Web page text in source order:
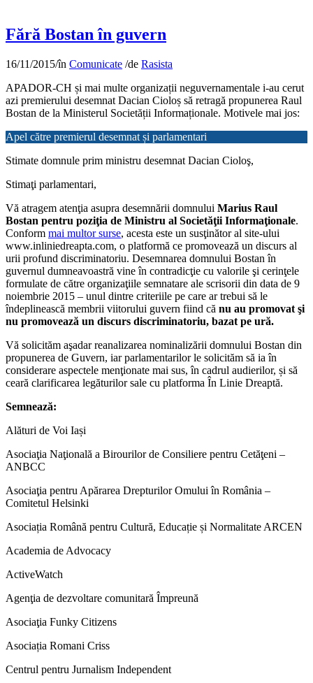
Fără Bostan în guvern
16/11/2015/în Comunicate /de Rasista
APADOR-CH și mai multe organizații neguvernamentale i-au cerut
azi premierului desemnat Dacian Cioloș să retragă propunerea Raul
Bostan de la Ministerul Societății Informaționale. Motivele mai jos:
Apel către premierul desemnat și parlamentari
Stimate domnule prim ministru desemnat Dacian Cioloş,
Stimaţi parlamentari,
Vă atragem atenţia asupra desemnării domnului Marius Raul
Bostan pentru poziţia de Ministru al Societăţii Informaţionale.
Conform mai multor surse, acesta este un susţinător al site-ului
www.inliniedreapta.com, o platformă ce promovează un discurs al
urii profund discriminatoriu. Desemnarea domnului Bostan în
guvernul dumneavoastră vine în contradicţie cu valorile şi cerinţele
formulate de către organizaţiile semnatare ale scrisorii din data de 9
noiembrie 2015 – unul dintre criteriile pe care ar trebui să le
îndeplinească membrii viitorului guvern fiind că nu au promovat şi
nu promovează un discurs discriminatoriu, bazat pe ură.
Vă solicităm aşadar reanalizarea nominalizării domnului Bostan din
propunerea de Guvern, iar parlamentarilor le solicităm să ia în
considerare aspectele menţionate mai sus, în cadrul audierilor, și să
ceară clarificarea legăturilor sale cu platforma În Linie Dreaptă.
Semnează:
Alături de Voi Iași
Asociaţia Naţională a Birourilor de Consiliere pentru Cetăţeni –
ANBCC
Asociaţia pentru Apărarea Drepturilor Omului în România –
Comitetul Helsinki
Asociația Română pentru Cultură, Educație și Normalitate ARCEN
Academia de Advocacy
ActiveWatch
Agenţia de dezvoltare comunitară Împreună
Asociaţia Funky Citizens
Asociația Romani Criss
Centrul pentru Jurnalism Independent